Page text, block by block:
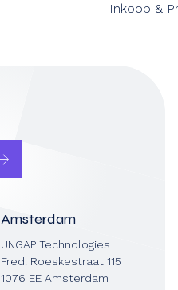
Inkoop &
Amsterdam
UNGAP Technologies
Fred. Roeskestraat 115
1076 EE Amsterdam